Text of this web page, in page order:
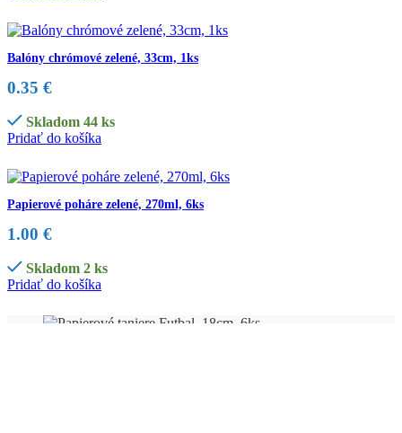
Balóny chrómové zelené, 33cm, 1ks
0.35 €
Skladom 44 ks
Pridať do košíka
Papierové poháre zelené, 270ml, 6ks
1.00 €
Skladom 2 ks
Pridať do košíka